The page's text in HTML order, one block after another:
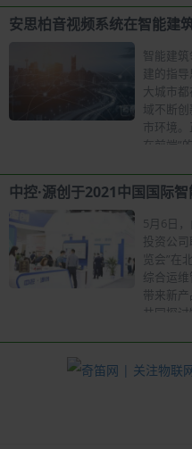
安思柏音视频系统在智能建
智能建
建的指
大城市
域不断
市环境
在前端”
中控·源创于2021中国国际
5月6日
投资公
览会”在
综合运
带来新产
共同探